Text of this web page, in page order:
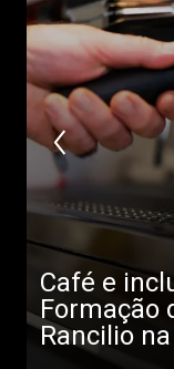
Café e
Formação
Rancilio